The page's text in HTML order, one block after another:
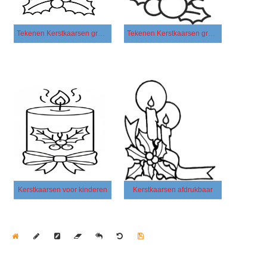
Tekenen Kerstkaarsen gratis afdrukbaar basis Tekenen Kerstkaarsen gratis afdrukbaar
Kerstkaarsen voor kinderen Kerstkaarsen afdrukbaar